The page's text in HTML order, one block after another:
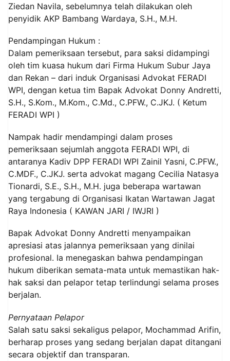
Ziedan Navila, sebelumnya telah dilakukan oleh
penyidik AKP Bambang Wardaya, S.H., M.H.
Pendampingan Hukum :
Dalam pemeriksaan tersebut, para saksi didampingi
oleh tim kuasa hukum dari Firma Hukum Subur Jaya
dan Rekan – dari induk Organisasi Advokat FERADI
WPI, dengan ketua tim Bapak Advokat Donny Andretti,
S.H., S.Kom., M.Kom., C.Md., C.PFW., C.JKJ. ( Ketum
FERADI WPI )
Nampak hadir mendampingi dalam proses
pemeriksaan sejumlah anggota FERADI WPI, di
antaranya Kadiv DPP FERADI WPI Zainil Yasni, C.PFW.,
C.MDF., C.JKJ. serta advokat magang Cecilia Natasya
Tionardi, S.E., S.H., M.H. juga beberapa wartawan
yang tergabung di Organisasi Ikatan Wartawan Jagat
Raya Indonesia ( KAWAN JARI / IWJRI )
Bapak Advokat Donny Andretti menyampaikan
apresiasi atas jalannya pemeriksaan yang dinilai
profesional. Ia menegaskan bahwa pendampingan
hukum diberikan semata-mata untuk memastikan hak-
hak saksi dan pelapor tetap terlindungi selama proses
berjalan.
Pernyataan Pelapor
Salah satu saksi sekaligus pelapor, Mochammad Arifin,
berharap proses yang sedang berjalan dapat ditangani
secara objektif dan transparan.